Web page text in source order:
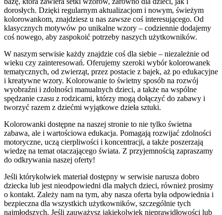
dorosłych. Dzięki regularnym aktualizacjom i nowym, świeżym
kolorowankom, znajdziesz u nas zawsze coś interesującego. Od
klasycznych motywów po unikalne wzory – codziennie dodajemy
coś nowego, aby zaspokoić potrzeby naszych użytkowników.
W naszym serwisie każdy znajdzie coś dla siebie – niezależnie od
wieku czy zainteresowań. Oferujemy szeroki wybór kolorowanek
tematycznych, od zwierząt, przez postacie z bajek, aż po edukacyjne
i kreatywne wzory. Kolorowanie to świetny sposób na rozwój
wyobraźni i zdolności manualnych dzieci, a także na wspólne
spędzanie czasu z rodzicami, którzy mogą dołączyć do zabawy i
tworzyć razem z dziećmi wyjątkowe dzieła sztuki.
Kolorowanki dostępne na naszej stronie to nie tylko świetna
zabawa, ale i wartościowa edukacja. Pomagają rozwijać zdolności
motoryczne, uczą cierpliwości i koncentracji, a także poszerzają
wiedzę na temat otaczającego świata. Z przyjemnością zapraszamy
do odkrywania naszej oferty!
Jeśli którykolwiek materiał dostępny w serwisie narusza dobro
dziecka lub jest nieodpowiedni dla małych dzieci, również prosimy
o kontakt. Zależy nam na tym, aby nasza oferta była odpowiednia i
bezpieczna dla wszystkich użytkowników, szczególnie tych
najmłodszych. Jeśli zauważysz jakiekolwiek nieprawidłowości lub